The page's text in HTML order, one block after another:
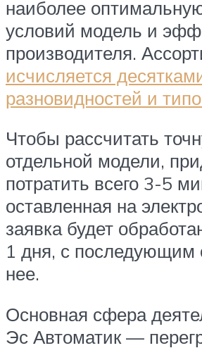
наиболее
условий модель и
производителя.
исчисляется
разновидностей и
Чтобы рассчитать
отдельной модели,
потратить всего 3-5
оставленная на
заявка будет
1 дня, с последующим
нее.
Основная сфера
Эс Автоматик —